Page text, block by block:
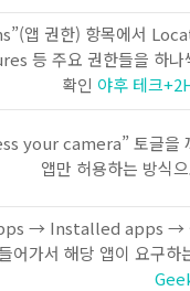
앱 권한) 항목에서
등 주요 권한들을 하나
확인 야후 테크+2
your camera” 토글을
앱만 허용하는 방식
→ Installed apps →
가서 해당 앱이 요구하